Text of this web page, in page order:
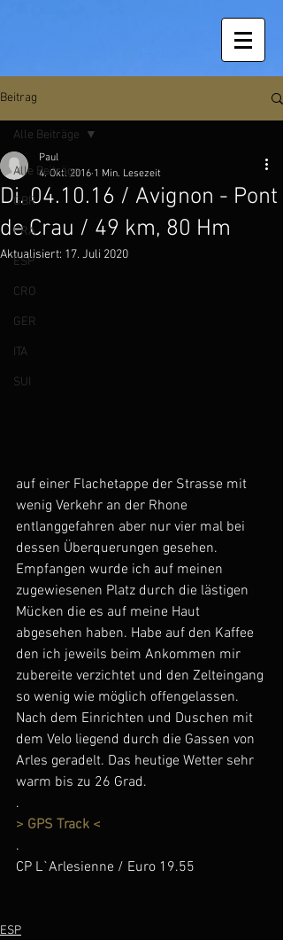
Beitrag
Alle Beiträge
GBR
FRA
ESP
CRO
GER
ITA
SUI
Alle Beiträge
Di. 04.10.16 / Avignon - Pont
de Crau / 49 km, 80 Hm
Paul
4. Okt. 2016 1 Min. Lesezeit
Aktualisiert: 17. Juli 2020
auf einer Flachetappe der Strasse mit
wenig Verkehr an der Rhone
entlanggefahren aber nur vier mal bei
dessen Überquerungen gesehen.
Empfangen wurde ich auf meinen
zugewiesenen Platz durch die lästigen
Mücken die es auf meine Haut
abgesehen haben. Habe auf den Kaffee
den ich jeweils beim Ankommen mir
zubereite verzichtet und den Zelteingang
so wenig wie möglich offengelassen.
Nach dem Einrichten und Duschen mit
dem Velo liegend durch die Gassen von
Arles geradelt. Das heutige Wetter sehr
warm bis zu 26 Grad.
.
> GPS Track <
.
CP L`Arlesienne / Euro 19.55
ESP